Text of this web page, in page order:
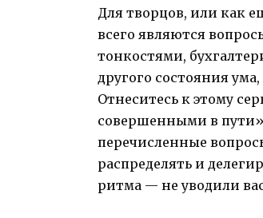
Для творцов, или как
всего являются
тонкостями,
другого состояния
Отнеситесь к этому
совершенными в пути».
перечисленные
распределять и
ритма — не уводили